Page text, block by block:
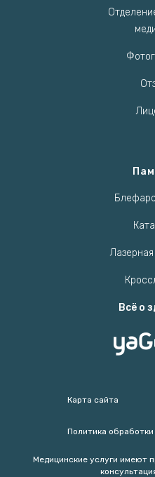
Всё о
Карта сайта
Политика
Медицинские услуги имеют